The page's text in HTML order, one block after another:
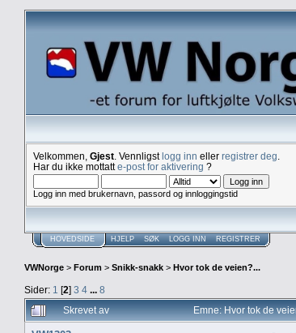
Velkommen, Gjest . Vennligstlogg inn eller registrer deg
Har du ikke mottatte-post for aktivering ?
Logg inn med brukernavn, passord og innloggingstid
HOVEDSIDE HJELP SØK LOGG INN REGISTRER
VWNorge > Forum > Snikk-snakk > Hvor tok de veien?...
Sider: 1 [2] 3 4 ... 8
Skrevet av Emne: Hvor tok de